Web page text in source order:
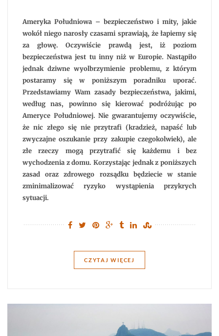
w
Ameryce
Południowej
Ameryka Południowa – bezpieczeństwo i mity, jakie
wokół niego narosły czasami sprawiają, że łapiemy się
za głowę. Oczywiście prawdą jest, iż poziom
bezpieczeństwa jest tu inny niż w Europie. Nastąpiło
jednak dziwne wyolbrzymienie problemu, z którym
postaramy się w poniższym poradniku uporać.
Przedstawiamy Wam zasady bezpieczeństwa, jakimi,
według nas, powinno się kierować podróżując po
Ameryce Południowej. Nie gwarantujemy oczywiście,
że nic złego się nie przytrafi (kradzież, napaść lub
zwyczajne oszukanie przy zakupie czegokolwiek), ale
złe rzeczy mogą przytrafić się każdemu i bez
wychodzenia z domu. Korzystając jednak z poniższych
zasad oraz zdrowego rozsądku będziecie w stanie
zminimalizować ryzyko wystąpienia przykrych
sytuacji.
CZYTAJ WIĘCEJ